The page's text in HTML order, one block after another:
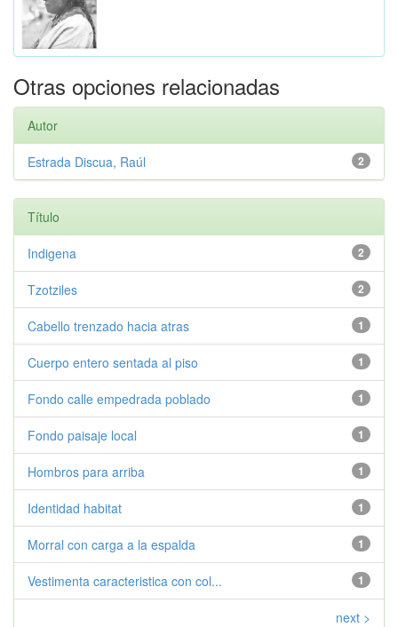
Otras opciones relacionadas
Autor
2
Estrada Discua, Raúl
Título
2
Indigena
2
Tzotziles
1
Cabello trenzado hacia atras
1
Cuerpo entero sentada al piso
1
Fondo calle empedrada poblado
1
Fondo paisaje local
1
Hombros para arriba
1
Identidad habitat
1
Morral con carga a la espalda
1
Vestimenta caracteristica con col...
next >